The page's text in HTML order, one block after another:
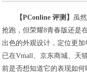
【PConline 评测】虽
抢跑，但荣耀8青春版还是
出色的外观设计，定位更
已在Vmall、京东商城、天
前是否想知道它的表现如何